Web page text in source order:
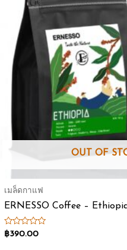
OUT OF
เมล็ดกาแฟ
ERNESSO Coffee –
Rated
0
฿390.00